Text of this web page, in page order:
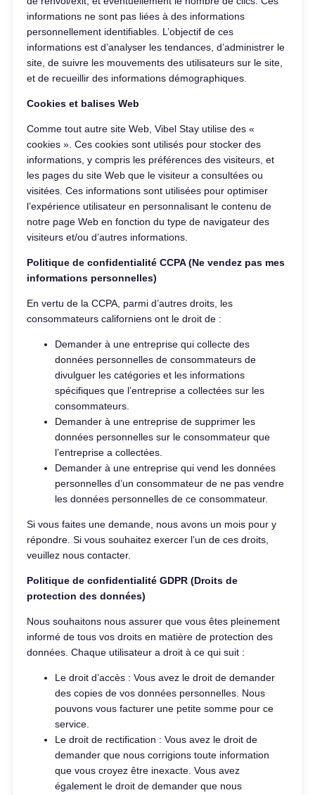
informations ne sont pas liées à des informations
personnellement identifiables. L’objectif de ces
informations est d’analyser les tendances, d’administrer le
site, de suivre les mouvements des utilisateurs sur le site,
et de recueillir des informations démographiques.
Cookies et balises Web
Comme tout autre site Web, Vibel Stay utilise des «
cookies ». Ces cookies sont utilisés pour stocker des
informations, y compris les préférences des visiteurs, et
les pages du site Web que le visiteur a consultées ou
visitées. Ces informations sont utilisées pour optimiser
l’expérience utilisateur en personnalisant le contenu de
notre page Web en fonction du type de navigateur des
visiteurs et/ou d’autres informations.
Politique de confidentialité CCPA (Ne vendez pas mes
informations personnelles)
En vertu de la CCPA, parmi d’autres droits, les
consommateurs californiens ont le droit de :
Demander à une entreprise qui collecte des
données personnelles de consommateurs de
divulguer les catégories et les informations
spécifiques que l’entreprise a collectées sur les
consommateurs.
Demander à une entreprise de supprimer les
données personnelles sur le consommateur que
l’entreprise a collectées.
Demander à une entreprise qui vend les données
personnelles d’un consommateur de ne pas vendre
les données personnelles de ce consommateur.
Si vous faites une demande, nous avons un mois pour y
répondre. Si vous souhaitez exercer l’un de ces droits,
veuillez nous contacter.
Politique de confidentialité GDPR (Droits de
protection des données)
Nous souhaitons nous assurer que vous êtes pleinement
informé de tous vos droits en matière de protection des
données. Chaque utilisateur a droit à ce qui suit :
Le droit d’accès : Vous avez le droit de demander
des copies de vos données personnelles. Nous
pouvons vous facturer une petite somme pour ce
service.
Le droit de rectification : Vous avez le droit de
demander que nous corrigions toute information
que vous croyez être inexacte. Vous avez
également le droit de demander que nous